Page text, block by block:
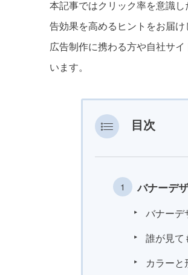
本記事ではクリック率を意識
告効果を高めるヒントをお届け
広告制作に携わる方や自社サ
います。
目次
バナーデ
バナーデ
誰が見て
カラーと